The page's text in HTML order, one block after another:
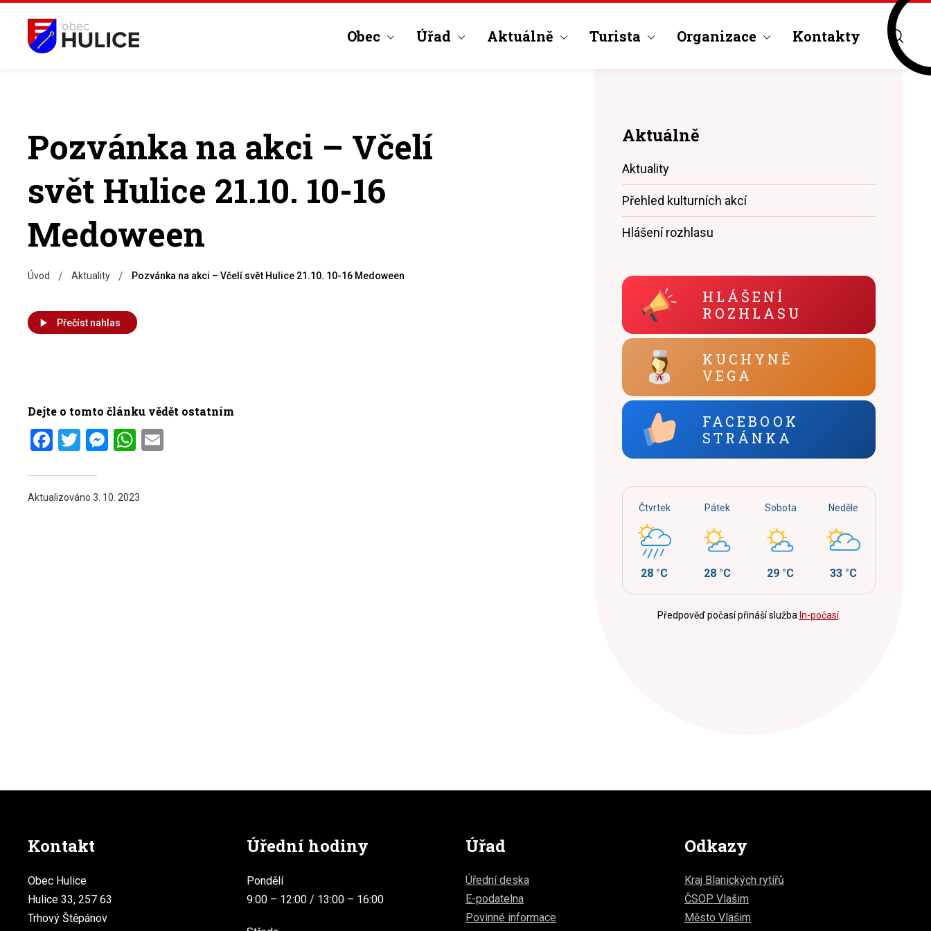
Obec Úřad Aktuálně Turista Organizace Kontakty
Pozvánka na akci – Včelí
svět Hulice 21.10. 10-16
Medoween
Úvod / Aktuality / Pozvánka na akci – Včelí svět Hulice 21.10. 10-16 Medoween
Přečíst nahlas
Dejte o tomto článku vědět ostatním
Facebook
Twitter
Messenger
WhatsApp
Aktualizováno 3. 10. 2023
Aktuálně
Aktuality
Přehled kulturních akcí
Hlášení rozhlasu
HLÁŠENÍ
ROZHLASU
KUCHYNĚ
VEGA
FACEBOOK
STRÁNKA
Čtvrtek
28 °C
Pátek
28 °C
Sobota
29 °C
Neděle
33 °C
Předpověď počasí přináší služba In-počasí.
Kontakt
Obec Hulice
Hulice 33, 257 63
Trhový Štěpánov
Úřední hodiny
Pondělí
9:00 – 12:00 / 13:00 – 16:00
Úřad
Úřední deska
E-podatelna
Povinné informace
Odkazy
Kraj Blanických rytířů
ČSOP Vlašim
Město Vlašim